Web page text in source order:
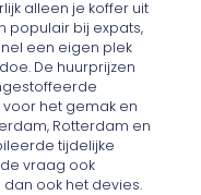
alleen je koffer uit
populair bij expats,
een eigen plek
De huurprijzen
het gemak en
Rotterdam en
tijdelijke
vraag ook
ook het devies.